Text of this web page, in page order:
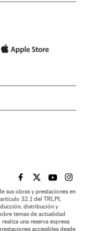
EL PAÍS BRASIL EN
EL PAÍSEL PAÍS
EL
sus obras y prestaciones en
32.1 del TRLPI;
distribución y
temas de actualidad
una reserva expresa
accesibles desde